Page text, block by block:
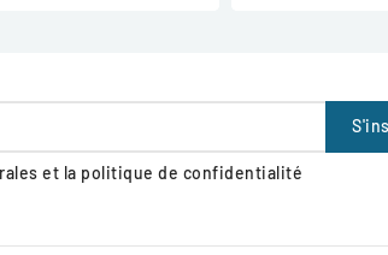
et la politique de confidentialité